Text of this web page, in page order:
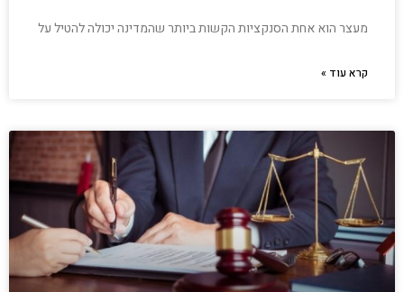
מעצר הוא אחת הסנקציות הקשות ביותר שהמדינה יכולה להטיל על
קרא עוד »